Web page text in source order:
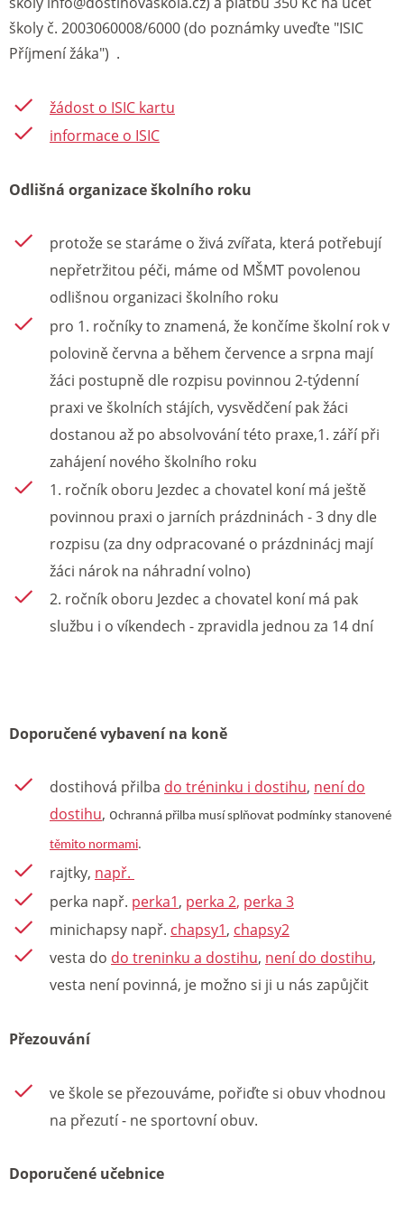
školy č. 2003060008/6000 (do poznámky uveďte "ISIC
Příjmení žáka") .
žádost o ISIC kartu
informace o ISIC
Odlišná organizace školního roku
protože se staráme o živá zvířata, která potřebují
nepřetržitou péči, máme od MŠMT povolenou
odlišnou organizaci školního roku
pro 1. ročníky to znamená, že končíme školní rok v
polovině června a během července a srpna mají
žáci postupně dle rozpisu povinnou 2-týdenní
praxi ve školních stájích, vysvědčení pak žáci
dostanou až po absolvování této praxe,1. září při
zahájení nového školního roku
1. ročník oboru Jezdec a chovatel koní má ještě
povinnou praxi o jarních prázdninách - 3 dny dle
rozpisu (za dny odpracované o prázdninácj mají
žáci nárok na náhradní volno)
2. ročník oboru Jezdec a chovatel koní má pak
službu i o víkendech - zpravidla jednou za 14 dní
Doporučené vybavení na koně
dostihová přilba do tréninku i dostihu, není do
dostihu, ochranná přilba musí splňovat podmínky stanovené
těmito normami.
rajtky, např.
perka např. perka1, perka 2, perka 3
minichapsy např. chapsy1, chapsy2
vesta do do treninku a dostihu, není do dostihu,
vesta není povinná, je možno si ji u nás zapůjčit
Přezouvání
ve škole se přezouváme, pořiďte si obuv vhodnou
na přezutí - ne sportovní obuv.
Doporučené učebnice